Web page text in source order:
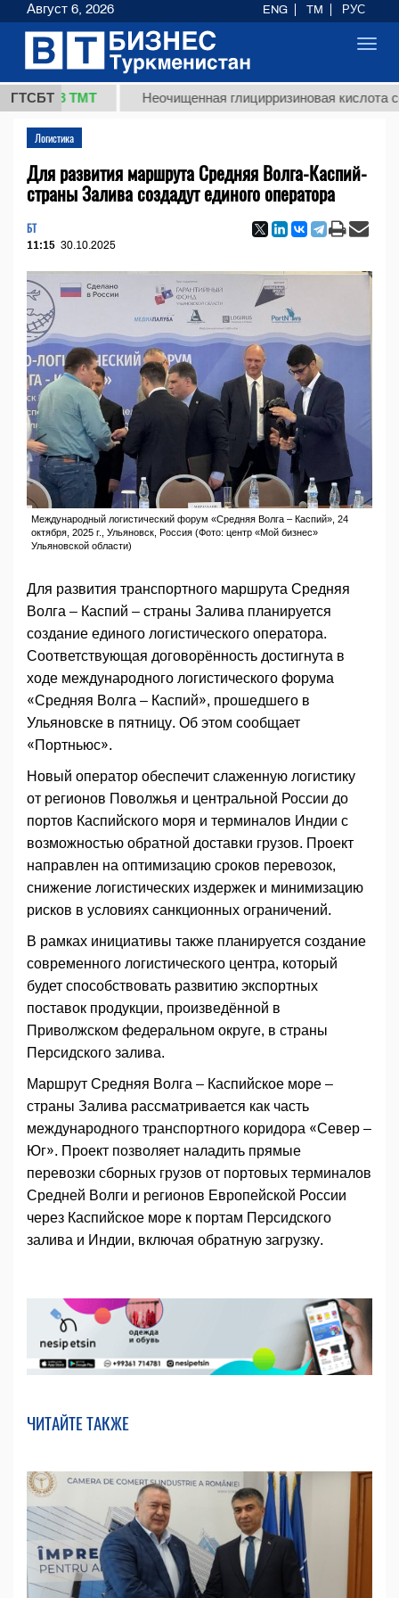
ГТСБТ
ТМТ Неочищенная глицирризиновая кислота
Логистика
Для развития маршрута Средняя Волга-Каспий-
страны Залива создадут единого оператора
БТ
11:15 30.10.2025
Международный логистический форум «Средняя Волга – Каспий», 24
октября, 2025 г., Ульяновск, Россия (Фото: центр «Мой бизнес»
Ульяновской области)
Для развития транспортного маршрута Средняя
Волга – Каспий – страны Залива планируется
создание единого логистического оператора.
Соответствующая договорённость достигнута в
ходе международного логистического форума
«Средняя Волга – Каспий», прошедшего в
Ульяновске в пятницу. Об этом сообщает
«Портньюс».
Новый оператор обеспечит слаженную логистику
от регионов Поволжья и центральной России до
портов Каспийского моря и терминалов Индии с
возможностью обратной доставки грузов. Проект
направлен на оптимизацию сроков перевозок,
снижение логистических издержек и минимизацию
рисков в условиях санкционных ограничений.
В рамках инициативы также планируется создание
современного логистического центра, который
будет способствовать развитию экспортных
поставок продукции, произведённой в
Приволжском федеральном округе, в страны
Персидского залива.
Маршрут Средняя Волга – Каспийское море –
страны Залива рассматривается как часть
международного транспортного коридора «Север –
Юг». Проект позволяет наладить прямые
перевозки сборных грузов от портовых терминалов
Средней Волги и регионов Европейской России
через Каспийское море к портам Персидского
залива и Индии, включая обратную загрузку.
ЧИТАЙТЕ ТАКЖЕ
Август 6, 2026 ENG TM РУС